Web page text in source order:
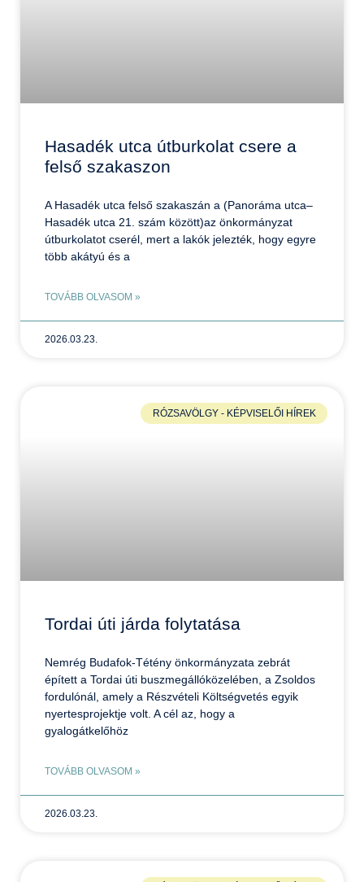
Hasadék utca útburkolat csere a
felső szakaszon
A Hasadék utca felső szakaszán a (Panoráma utca–
Hasadék utca 21. szám között)az önkormányzat
útburkolatot cserél, mert a lakók jelezték, hogy egyre
több akátyú és a
TOVÁBB OLVASOM »
2026.03.23.
RÓZSAVÖLGY - KÉPVISELŐI HÍREK
Tordai úti járda folytatása
Nemrég Budafok-Tétény önkormányzata zebrát
épített a Tordai úti buszmegállóközelében, a Zsoldos
fordulónál, amely a Részvételi Költségvetés egyik
nyertesprojektje volt. A cél az, hogy a
gyalogátkelőhöz
TOVÁBB OLVASOM »
2026.03.23.